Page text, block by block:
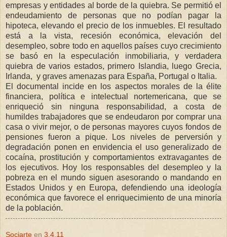
empresas y entidades al borde de la quiebra. Se permitió el
endeudamiento de personas que no podían pagar la
hipoteca, elevando el precio de los inmuebles. El resultado
está a la vista, recesión económica, elevación del
desempleo, sobre todo en aquellos países cuyo crecimiento
se basó en la especulación inmobiliaria, y verdadera
quiebra de varios estados, primero Islandia, luego Grecia,
Irlanda, y graves amenazas para España, Portugal o Italia.
El documental incide en los aspectos morales de la élite
financiera, política e intelectual nortemericana, que se
enriqueció sin ninguna responsabilidad, a costa de
humildes trabajadores que se endeudaron por comprar una
casa o vivir mejor, o de personas mayores cuyos fondos de
pensiones fueron a pique. Los niveles de perversión y
degradación ponen en envidencia el uso generalizado de
cocaína, prostitución y comportamientos extravagantes de
los ejecutivos. Hoy los responsables del desempleo y la
pobreza en el mundo siguen asesorando o mandando en
Estados Unidos y en Europa, defendiendo una ideología
económica que favorece el enriquecimiento de una minoría
de la población.
Sociarte en 3.4.11